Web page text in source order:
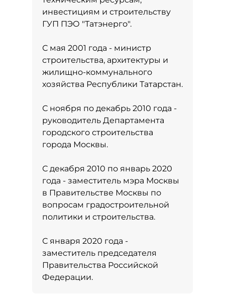
инвестициям и строительству
ГУП ПЭО "Татэнерго".
С мая 2001 года - министр
строительства, архитектуры и
жилищно-коммунального
хозяйства Республики Татарстан.
С ноября по декабрь 2010 года -
руководитель Департамента
городского строительства
города Москвы.
С декабря 2010 по январь 2020
года - заместитель мэра Москвы
в Правительстве Москвы по
вопросам градостроительной
политики и строительства.
С января 2020 года -
заместитель председателя
Правительства Российской
Федерации.